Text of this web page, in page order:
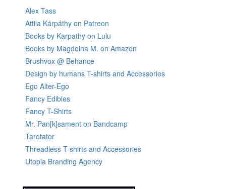
Alex Tass
Attila Kárpáthy on Patreon
Books by Karpathy on Lulu
Books by Magdolna M. on Amazon
Brushvox @ Behance
Design by humans T-shirts and Accessories
Ego Alter-Ego
Fancy Edibles
Fancy T-Shirts
Mr. Pan[k]sament on Bandcamp
Tarotator
Threadless T-shirts and Accessories
Utopia Branding Agency